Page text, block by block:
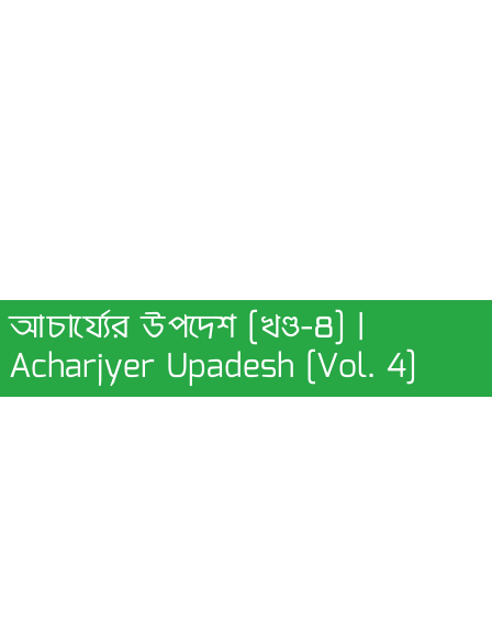
আচার্য্যের উপদেশ [খণ্ড-৪] |
Acharjyer Upadesh [Vol. 4]